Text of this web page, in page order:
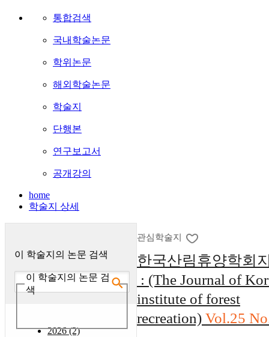
통합검색
국내학술논문
학위논문
해외학술논문
학술지
단행본
연구보고서
공개강의
home
학술지 상세
이 학술지의 논문 검색
이 학술지의 논문 검
색
2026 (2)
관심학술지
한국산림휴양학회
: (The Journal of
institute of forest
recreation) Vol.25